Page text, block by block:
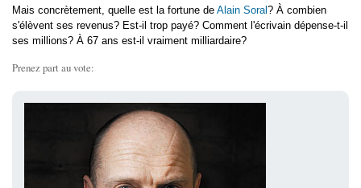
Mais concrètement, quelle est la fortune de Alain Soral? À combien
s'élèvent ses revenus? Est-il trop payé? Comment l'écrivain dépense-t-il
ses millions? À 67 ans est-il vraiment milliardaire?
Prenez part au vote: